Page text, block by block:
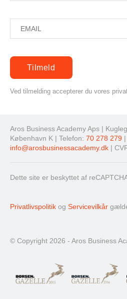
Ved tilmelding accepterer du vores
Aros Business Academy Aps |
København K | Telefon: 70 278 279
info@arosbusinessacademy.dk |
Dette site er beskyttet af
Privatlivspolitik og Servicevilkår
© Copyright 2026 - Aros Business